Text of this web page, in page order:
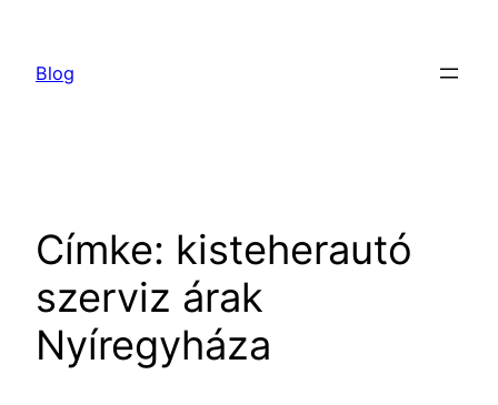
tartalomhoz
Blog
Címke: kisteherautó
szerviz árak
Nyíregyháza